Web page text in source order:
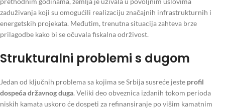
zaduživanja koji su omogućili realizaciju značajnih infrastrukturnih i
energetskih projekata. Međutim, trenutna situacija zahteva brze
prilagodbe kako bi se očuvala fiskalna održivost.
Strukturalni problemi s dugom
Jedan od ključnih problema sa kojima se Srbija susreće jeste profil
dospeća državnog duga. Veliki deo obveznica izdanih tokom perioda
niskih kamata uskoro će dospeti za refinansiranje po višim kamatnim